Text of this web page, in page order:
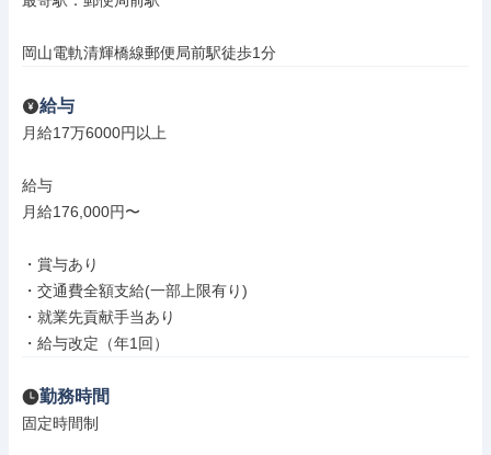
岡山電軌清輝橋線郵便局前駅徒歩1分
給与
月給17万6000円以上
給与
月給176,000円〜
・賞与あり
・交通費全額支給(一部上限有り)
・就業先貢献手当あり
・給与改定（年1回）
勤務時間
固定時間制